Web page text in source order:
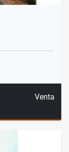
Venta